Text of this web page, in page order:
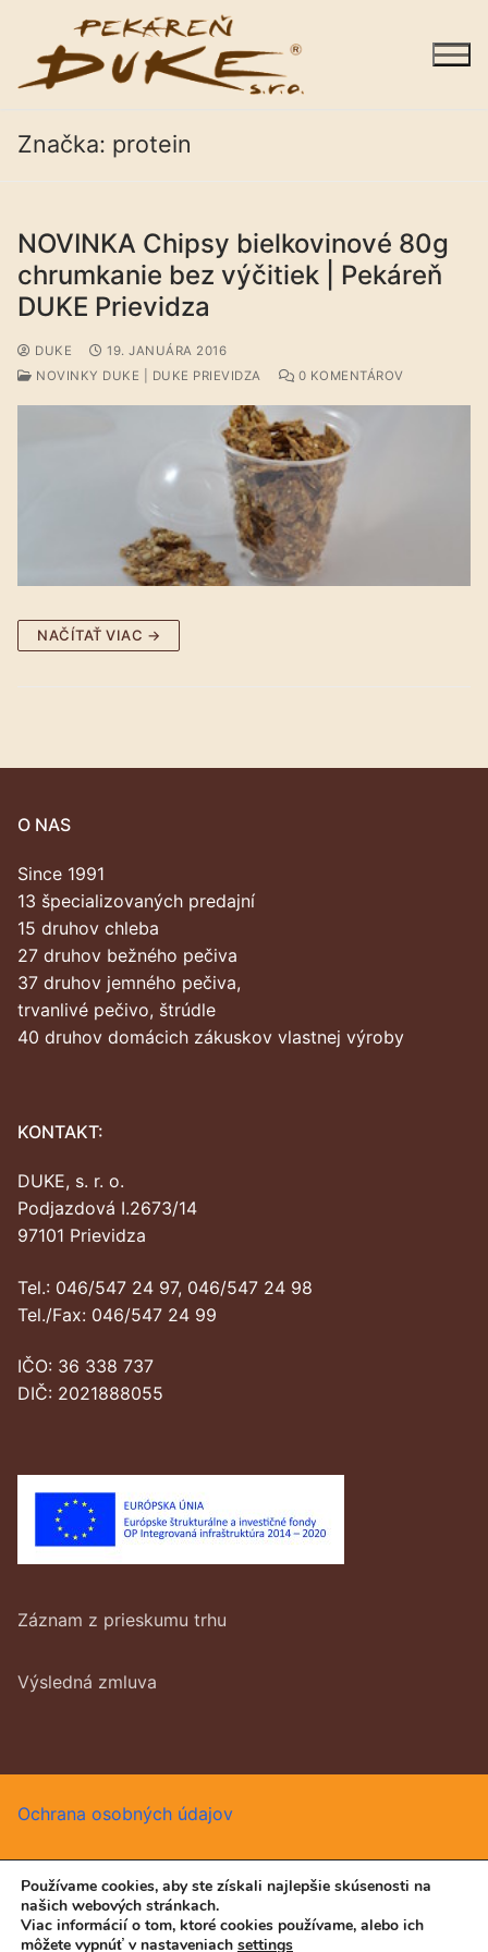
obsah
Sortiment
Predajne
Kariéra
Značka: protein
NOVINKA Chipsy bielkovinové 80g
chrumkanie bez výčitiek | Pekáreň
DUKE Prievidza
DUKE
19. JANUÁRA 2016
NOVINKY DUKE | DUKE PRIEVIDZA
0 KOMENTÁROV
NAČÍTAŤ VIAC →
O NAS
Since 1991
13 špecializovaných predajní
15 druhov chleba
27 druhov bežného pečiva
37 druhov jemného pečiva,
trvanlivé pečivo, štrúdle
40 druhov domácich zákuskov vlastnej výroby
KONTAKT:
DUKE, s. r. o.
Podjazdová I.2673/14
97101 Prievidza
Tel.: 046/547 24 97, 046/547 24 98
Tel./Fax: 046/547 24 99
IČO: 36 338 737
DIČ: 2021888055
Záznam z prieskumu trhu
Výsledná zmluva
Ochrana osobných údajov
Všetký práva vyhradené © 2026 DUKE, s.r.o.
Používame cookies, aby ste získali najlepšie skúsenosti na
našich webových stránkach.
Viac informácií o tom, ktoré cookies používame, alebo ich
môžete vypnúť v nastaveniach settings